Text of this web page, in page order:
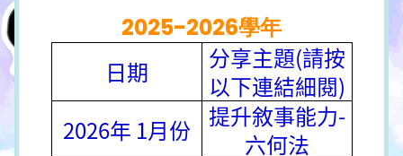
2025-2026學年
日期
分享主題(請按
以下連結細閱)
2026年 1月份
提升敘事能力-
六何法